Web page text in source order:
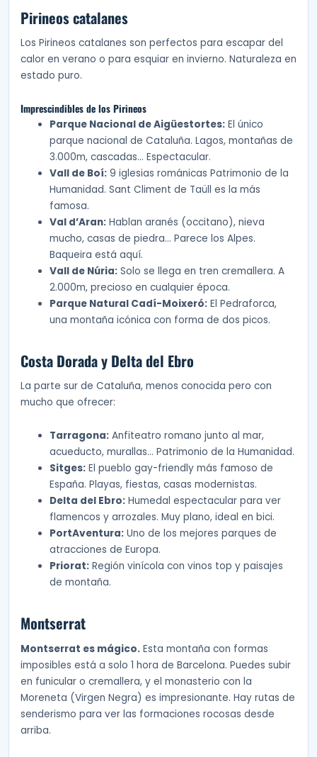
Pirineos catalanes
Los Pirineos catalanes son perfectos para escapar del
calor en verano o para esquiar en invierno. Naturaleza en
estado puro.
Imprescindibles de los Pirineos
Parque Nacional de Aigüestortes: El único
parque nacional de Cataluña. Lagos, montañas de
3.000m, cascadas… Espectacular.
Vall de Boí: 9 iglesias románicas Patrimonio de la
Humanidad. Sant Climent de Taüll es la más
famosa.
Val d’Aran: Hablan aranés (occitano), nieva
mucho, casas de piedra… Parece los Alpes.
Baqueira está aquí.
Vall de Núria: Solo se llega en tren cremallera. A
2.000m, precioso en cualquier época.
Parque Natural Cadí-Moixeró: El Pedraforca,
una montaña icónica con forma de dos picos.
Costa Dorada y Delta del Ebro
La parte sur de Cataluña, menos conocida pero con
mucho que ofrecer:
Tarragona: Anfiteatro romano junto al mar,
acueducto, murallas… Patrimonio de la Humanidad.
Sitges: El pueblo gay-friendly más famoso de
España. Playas, fiestas, casas modernistas.
Delta del Ebro: Humedal espectacular para ver
flamencos y arrozales. Muy plano, ideal en bici.
PortAventura: Uno de los mejores parques de
atracciones de Europa.
Priorat: Región vinícola con vinos top y paisajes
de montaña.
Montserrat
Montserrat es mágico. Esta montaña con formas
imposibles está a solo 1 hora de Barcelona. Puedes subir
en funicular o cremallera, y el monasterio con la
Moreneta (Virgen Negra) es impresionante. Hay rutas de
senderismo para ver las formaciones rocosas desde
arriba.